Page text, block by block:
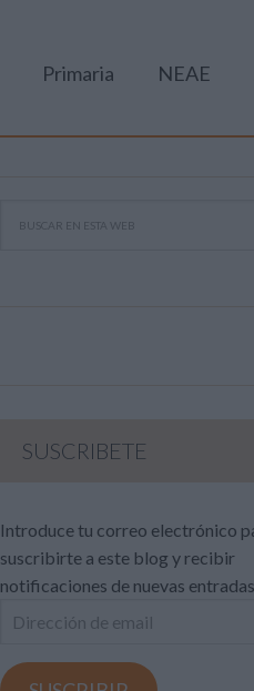
Primaria NEAE
SUSCRIBETE
Introduce tu correo electrónico
suscribirte a este blog y recibir
notificaciones de nuevas
Dirección
email